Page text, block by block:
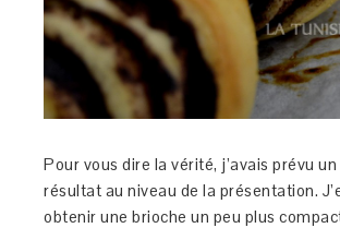
Pour vous dire la vérité, j’avais prévu
résultat au niveau de la présentation.
obtenir une brioche un peu plus